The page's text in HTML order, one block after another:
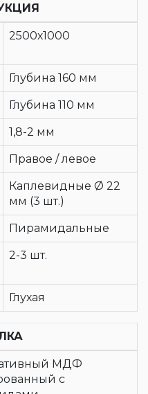
2500х1000
Глубина 160 мм
Глубина 110 мм
1,8-2 мм
Правое / левое
Каплевидные Ø 22
мм (3 шт.)
Пирамидальные
2-3 шт.
Глухая
МДФ
с